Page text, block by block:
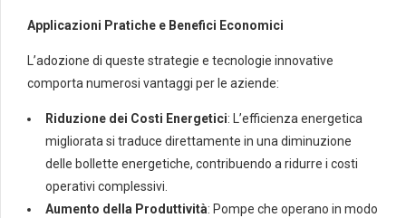
Applicazioni Pratiche e Benefici Economici
L’adozione di queste strategie e tecnologie innovative
comporta numerosi vantaggi per le aziende:
Riduzione dei Costi Energetici: L’efficienza energetica
migliorata si traduce direttamente in una diminuzione
delle bollette energetiche, contribuendo a ridurre i costi
operativi complessivi.
Aumento della Produttività: Pompe che operano in modo